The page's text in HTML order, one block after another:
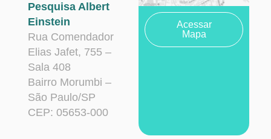
Pesquisa Albert
Einstein
Rua Comendador
Elias Jafet, 755 –
Sala 408
Bairro Morumbi –
São Paulo/SP
CEP: 05653-000
Acessar
Mapa